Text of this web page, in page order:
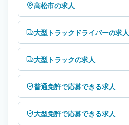
高松市の求人
大型トラックドライバーの求人
大型トラックの求人
普通免許で応募できる求人
大型免許で応募できる求人